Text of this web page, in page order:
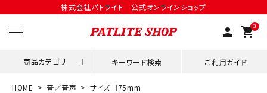
株式会社パトライト 公式オンラインショップ
person 0
shopping_cart
商品カテゴリ キーワード検索 ご利用ガイド
HOME 音／音声 サイズ□75mm